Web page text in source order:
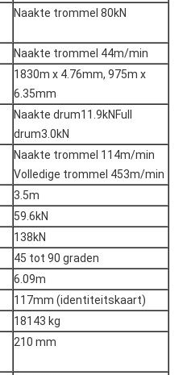
Naakte trommel 80kN
Naakte trommel 44m/min
1830m x 4.76mm, 975m x
6.35mm
Naakte drum11.9kNFull
drum3.0kN
Naakte trommel 114m/min
Volledige trommel 453m/min
3.5m
59.6kN
138kN
45 tot 90 graden
6.09m
117mm (identiteitskaart)
18143 kg
210 mm